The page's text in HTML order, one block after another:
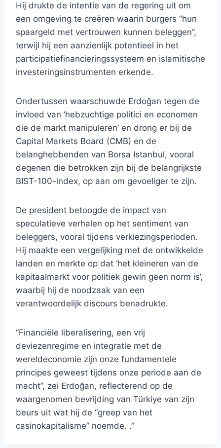
Hij drukte de intentie van de regering uit om
een ​​omgeving te creëren waarin burgers “hun
spaargeld met vertrouwen kunnen beleggen”,
terwijl hij een aanzienlijk potentieel in het
participatiefinancieringssysteem en islamitische
investeringsinstrumenten erkende.
Ondertussen waarschuwde Erdoğan tegen de
invloed van ‘hebzuchtige politici en economen
die de markt manipuleren’ en drong er bij de
Capital Markets Board (CMB) en de
belanghebbenden van Borsa Istanbul, vooral
degenen die betrokken zijn bij de belangrijkste
BIST-100-index, op aan om gevoeliger te zijn.
De president betoogde de impact van
speculatieve verhalen op het sentiment van
beleggers, vooral tijdens verkiezingsperioden.
Hij maakte een vergelijking met de ontwikkelde
landen en merkte op dat ‘het kleineren van de
kapitaalmarkt voor politiek gewin geen norm is’,
waarbij hij de noodzaak van een
verantwoordelijk discours benadrukte.
“Financiële liberalisering, een vrij
deviezenregime en integratie met de
wereldeconomie zijn onze fundamentele
principes geweest tijdens onze periode aan de
macht”, zei Erdoğan, reflecterend op de
waargenomen bevrijding van Türkiye van zijn
beurs uit wat hij de “greep van het
casinokapitalisme” noemde. .”